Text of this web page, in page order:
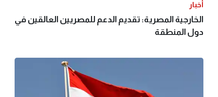
أخبار
الخارجية المصرية: تقديم الدعم للمصريين العالقين في
دول المنطقة